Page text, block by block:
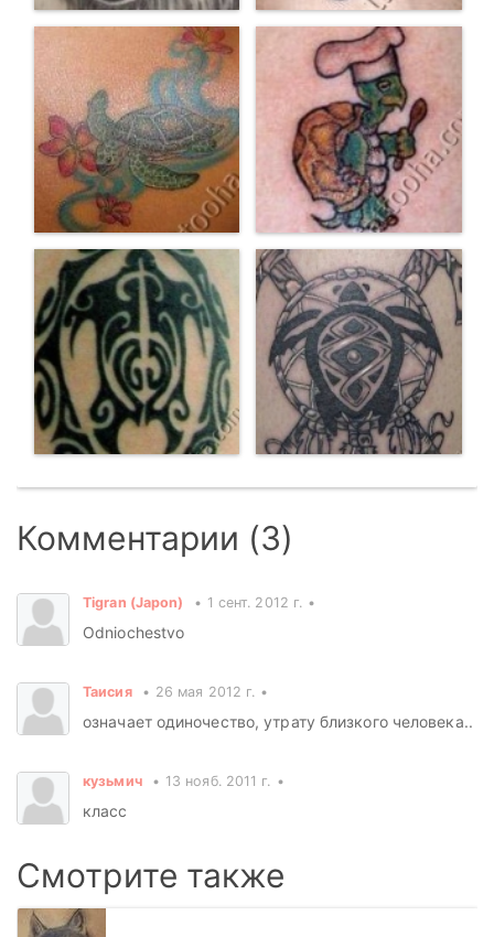
Комментарии (3)
Tigran (Japon) 1 сент. 2012 г.
Odniochestvo
Таисия 26 мая 2012 г.
означает одиночество, утрату близкого человека..
кузьмич 13 нояб. 2011 г.
класс
Смотрите также